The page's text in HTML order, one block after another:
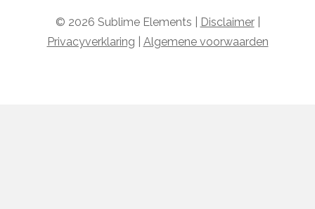
© 2026 Sublime Elements | Disclaimer|
Privacyverklaring
Algemene voorwaarden